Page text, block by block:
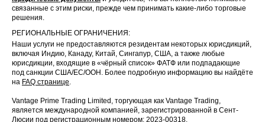
связанные с этим риски, прежде чем принимать какие-либо торговые
решения.
РЕГИОНАЛЬНЫЕ ОГРАНИЧЕНИЯ:
Наши услуги не предоставляются резидентам некоторых юрисдикций,
включая Индию, Канаду, Китай, Сингапур, США, а также любые
юрисдикции, входящие в «чёрный список» ФАТФ или подпадающие
под санкции США/ЕС/ООН. Более подробную информацию вы найдёте
на FAQ странице.
Vantage Prime Trading Limited, торгующая как Vantage Trading,
является международной компанией, зарегистрированной в Сент-
Люсии под регистрационным номером: 2023-00318.